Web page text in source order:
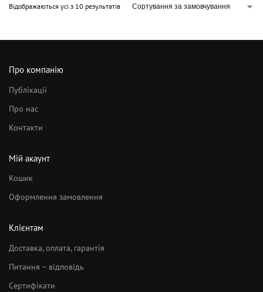
Відображаються усі з 10 результатів
Про компанію
Публікації
Про нас
Контакти
Мій акаунт
Кошик
Оформлення замовлення
Клієнтам
Доставка, оплата, гарантія
Питання – відповідь
Сертифікати